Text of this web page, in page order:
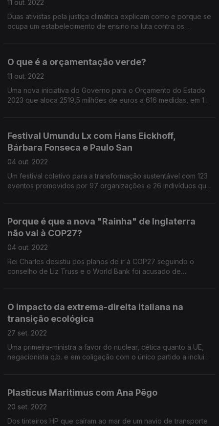
11 out. 2022
Duas ativistas pela justiça climática explicam como e porque se
ocupa um estabelecimento de ensino na luta contra os
O que é a orçamentação verde?
11 out. 2022
Uma nova iniciativa do Governo para o Orçamento do Estado
2023 que aloca 2519,5 milhões de euros a 616 medidas, em 17
Festival Umundu Lx com Hans Eickhoff,
Bárbara Fonseca e Paulo San
04 out. 2022
Um festival coletivo para a transformação sustentável com 123
eventos promovidos por 97 organizações e 26 indivíduos que
Porque é que a nova "Rainha" de Inglaterra
não vai à COP27?
04 out. 2022
Rei Charles desistiu dos planos de ir à COP27 seguindo o
conselho de Liz Truss e o World Bank foi acusado de
O impacto da extrema-direita italiana na
transição ecológica
27 set. 2022
Uma primeira-ministra a favor do nuclear, cética quanto à UE,
negacionista q.b. e em coligação com o único partido a incluir
Plasticus Maritimus com Ana Pêgo
20 set. 2022
Dos tinteiros HP que caíram ao mar de um navio de transporte